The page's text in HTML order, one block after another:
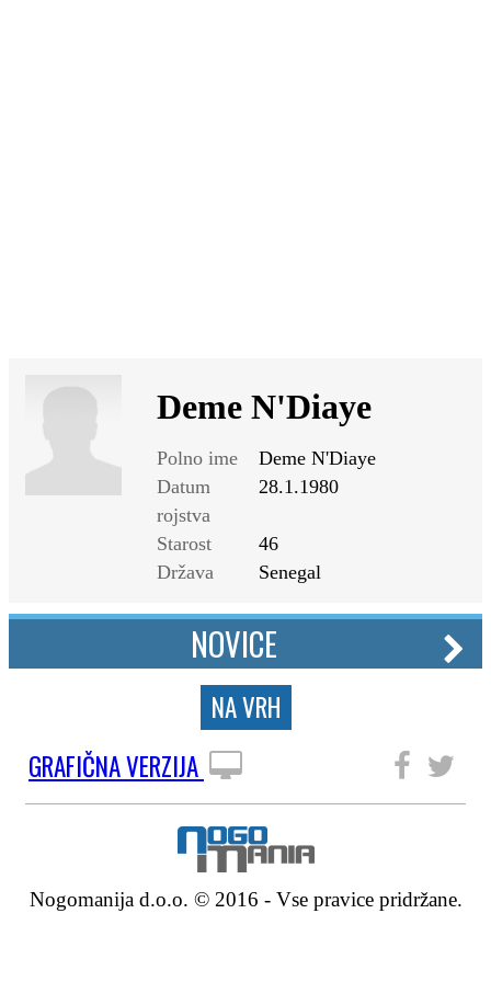
Deme N'Diaye
Polno ime
Deme N'Diaye
Datum
rojstva
28.1.1980
Starost
46
Država
Senegal
NOVICE
NA VRH
GRAFIČNA VERZIJA
Nogomanija d.o.o. © 2016 - Vse pravice pridržane.